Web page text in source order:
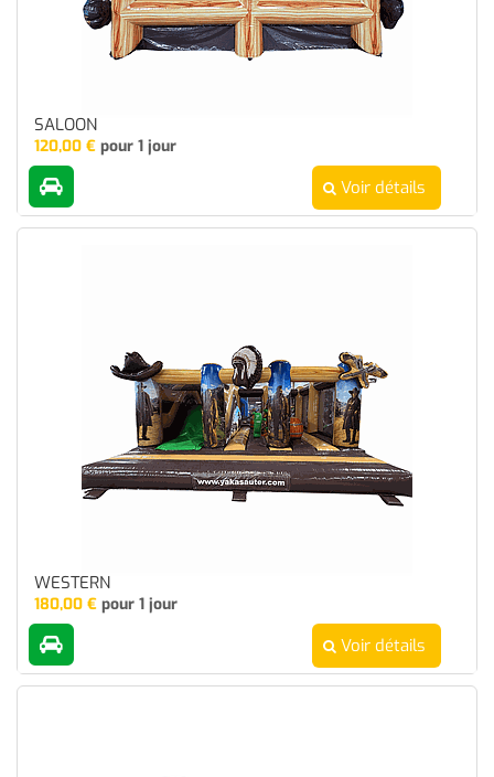
SALOON
120,00 € pour 1 jour
Voir détails
WESTERN
180,00 € pour 1 jour
Voir détails